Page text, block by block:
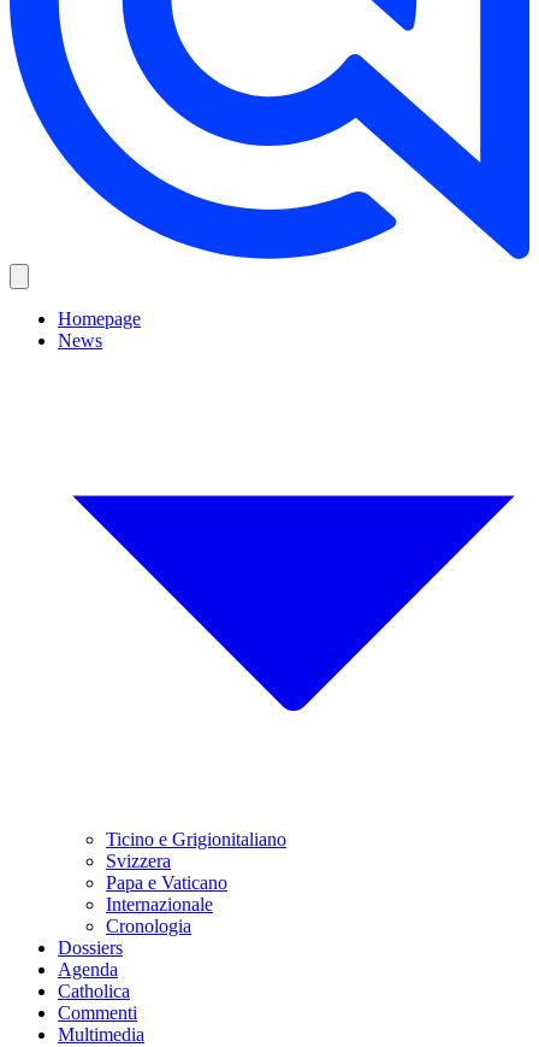
Homepage
News
Ticino e Grigionitaliano
Svizzera
Papa e Vaticano
Internazionale
Cronologia
Dossiers
Agenda
Catholica
Commenti
Multimedia